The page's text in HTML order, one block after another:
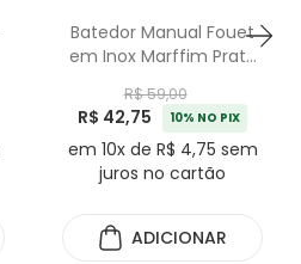
Batedor Manual Fouet
em Inox Marffim Prata
R$ 59,00
R$ 42,75 10% NO PIX
em 10x de R$ 4,75 sem
juros no cartão
ADICIONAR